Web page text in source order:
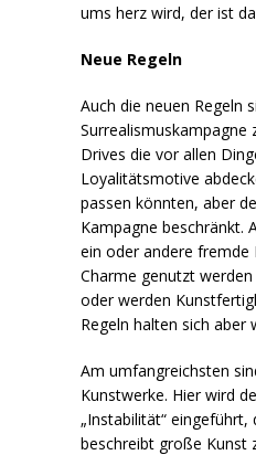
ums herz wird, der ist
Neue Regeln
Auch die neuen Regeln
Surrealismuskampagne
Drives die vor allen
Loyalitätsmotive
passen könnten, aber
Kampagne beschränkt.
ein oder andere fremde
Charme genutzt
oder werden
Regeln halten sich aber
Am umfangreichsten
Kunstwerke. Hier wird
„Instabilität“
beschreibt große Kunst